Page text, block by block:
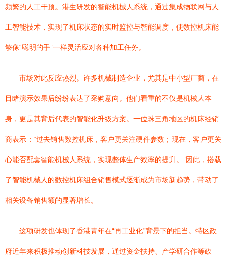
频繁的人工干预。港生研发的智能机械人系统，通过集成物联网与人
工智能技术，实现了机床状态的实时监控与智能调度，使数控机床能
够像“聪明的手”一样灵活应对各种加工任务。
市场对此反应热烈。许多机械制造企业，尤其是中小型厂商，在
目睹演示效果后纷纷表达了采购意向。他们看重的不仅是机械人本
身，更是其背后代表的智能化升级方案。一位珠三角地区的机床经销
商表示：“过去销售数控机床，客户更关注硬件参数；现在，客户更关
心能否配套智能机械人系统，实现整体生产效率的提升。”因此，搭载
了智能机械人的数控机床组合销售模式逐渐成为市场新趋势，带动了
相关设备销售额的显著增长。
这项研发也体现了香港青年在“再工业化”背景下的担当。特区政
府近年来积极推动创新科技发展，通过资金扶持、产学研合作等政